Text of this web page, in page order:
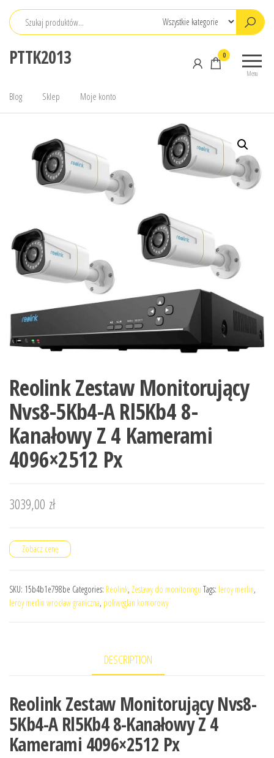
Przejdź
PTTK2013
Menu
0
Blog Sklep Moje konto
Reolink Zestaw Monitorujący
Nvs8-5Kb4-A Rl5Kb4 8-
Kanałowy Z 4 Kamerami
4096×2512 Px
3039,00 zł
Zobacz cenę
SKU: 15b4b1e798be Categories: Reolink, Zestawy do monitoringu Tags: leroy merlin,
leroy merlin wrocław graniczna, poliwęglan komorowy
DESCRIPTION
Reolink Zestaw Monitorujący Nvs8-
5Kb4-A Rl5Kb4 8-Kanałowy Z 4
Kamerami 4096×2512 Px